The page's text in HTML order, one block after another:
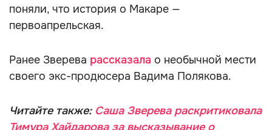
поняли, что история о Макаре —
первоапрельская.
Ранее Зверева рассказала о необычной мести
своего экс-продюсера Вадима Полякова.
Читайте также: Саша Зверева раскритиковала
Тимура Хайдарова за высказывание о